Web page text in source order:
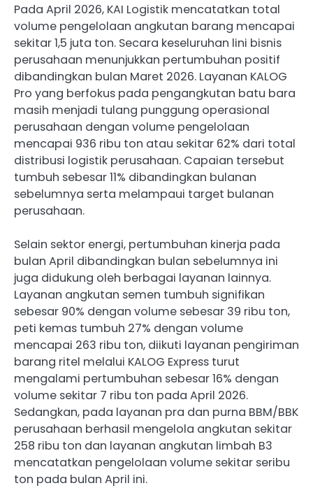
Pada April 2026, KAI Logistik mencatatkan total
volume pengelolaan angkutan barang mencapai
sekitar 1,5 juta ton. Secara keseluruhan lini bisnis
perusahaan menunjukkan pertumbuhan positif
dibandingkan bulan Maret 2026. Layanan KALOG
Pro yang berfokus pada pengangkutan batu bara
masih menjadi tulang punggung operasional
perusahaan dengan volume pengelolaan
mencapai 936 ribu ton atau sekitar 62% dari total
distribusi logistik perusahaan. Capaian tersebut
tumbuh sebesar 11% dibandingkan bulanan
sebelumnya serta melampaui target bulanan
perusahaan.
Selain sektor energi, pertumbuhan kinerja pada
bulan April dibandingkan bulan sebelumnya ini
juga didukung oleh berbagai layanan lainnya.
Layanan angkutan semen tumbuh signifikan
sebesar 90% dengan volume sebesar 39 ribu ton,
peti kemas tumbuh 27% dengan volume
mencapai 263 ribu ton, diikuti layanan pengiriman
barang ritel melalui KALOG Express turut
mengalami pertumbuhan sebesar 16% dengan
volume sekitar 7 ribu ton pada April 2026.
Sedangkan, pada layanan pra dan purna BBM/BBK
perusahaan berhasil mengelola angkutan sekitar
258 ribu ton dan layanan angkutan limbah B3
mencatatkan pengelolaan volume sekitar seribu
ton pada bulan April ini.